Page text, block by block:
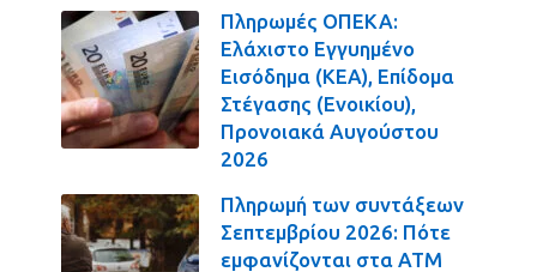
Πληρωμές ΟΠΕΚΑ:
Ελάχιστο Εγγυημένο
Εισόδημα (ΚΕΑ), Επίδομα
Στέγασης (Ενοικίου),
Προνοιακά Αυγούστου
2026
Πληρωμή των συντάξεων
Σεπτεμβρίου 2026: Πότε
εμφανίζονται στα ΑΤΜ